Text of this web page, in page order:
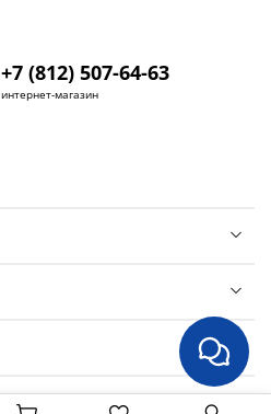
+7 (812) 507-64-63
интернет-магазин